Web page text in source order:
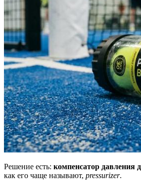
Решение есть: компенсатор давления
как его чаще называют, pressurizer.